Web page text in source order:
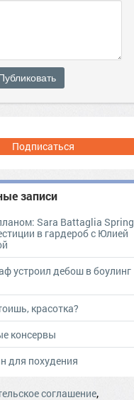
Подписаться
записи
Sara Battaglia Spring
в гардероб с Юлией
устроил дебош в боулинг
красотка?
консервы
для похудения
соглашение,